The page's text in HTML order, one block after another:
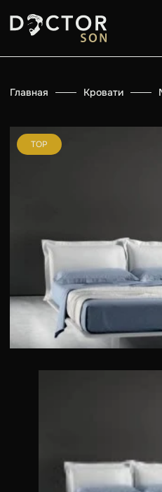
Главная Кровати
TOP